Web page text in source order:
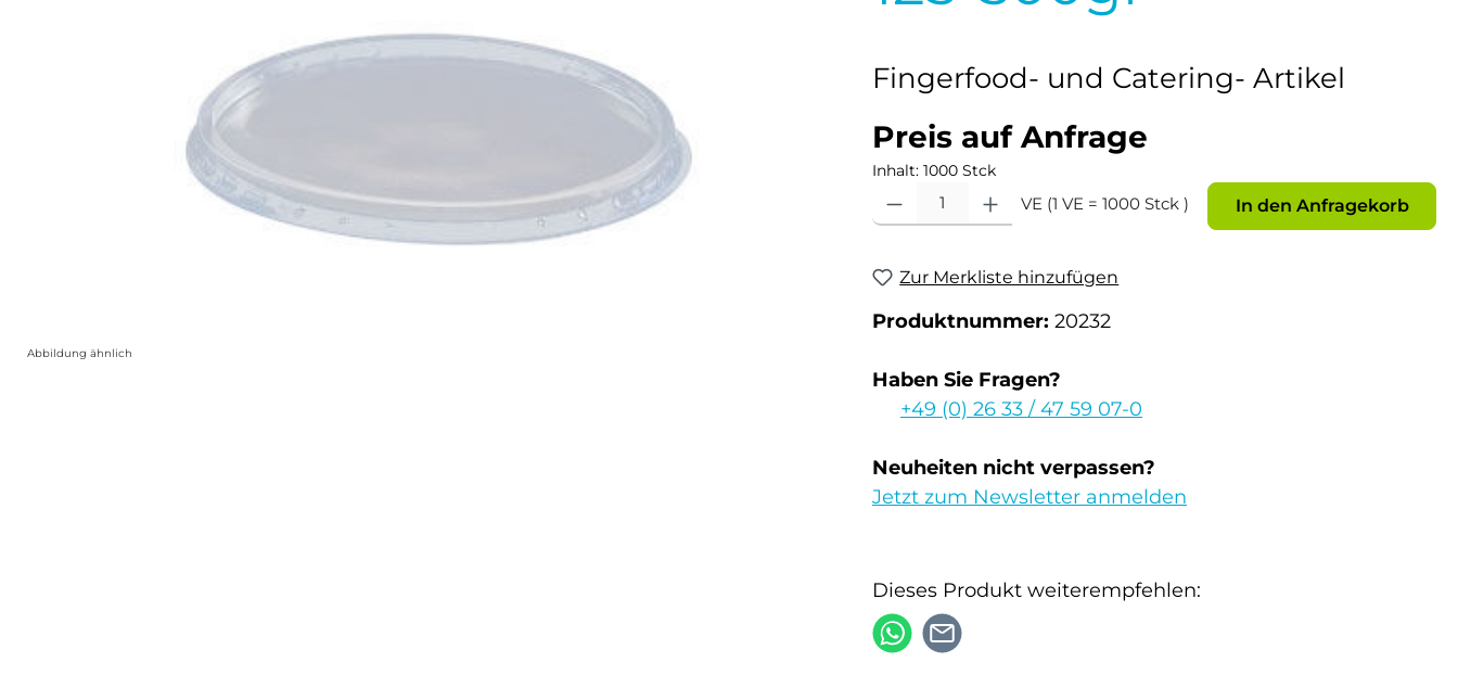
Abbildung ähnlich
Fingerfood- und Catering- Artikel
Preis auf Anfrage
Inhalt: 1000 Stck
Produkt Anzahl: Gib den gewünschten Wert ein oder benutze die Schaltflächen um die
VE (1 VE = 1000 Stck ) In den Anfragekorb
Zur Merkliste hinzufügen
Produktnummer: 20232
Haben Sie Fragen?
+49 (0) 26 33 / 47 59 07-0
Neuheiten nicht verpassen?
Jetzt zum Newsletter anmelden
Dieses Produkt weiterempfehlen: